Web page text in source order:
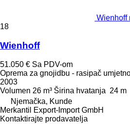
Wienhoff
18
Wienhoff
51.050 € Sa PDV-om
Oprema za gnojidbu - rasipač
2003
Volumen 26 m³ Širina hvatanja 24 m
Njemačka, Kunde
Merkantil Export-Import GmbH
Kontaktirajte prodavatelja